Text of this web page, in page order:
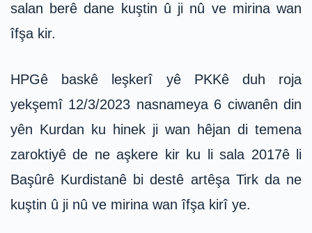
salan berê dane kuştin û ji nû ve mirina wan
îfşa kir.
HPGê baskê leşkerî yê PKKê duh roja
yekşemî 12/3/2023 nasnameya 6 ciwanên din
yên Kurdan ku hinek ji wan hêjan di temena
zaroktiyê de ne aşkere kir ku li sala 2017ê li
Başûrê Kurdistanê bi destê artêşa Tirk da ne
kuştin û ji nû ve mirina wan îfşa kirî ye.